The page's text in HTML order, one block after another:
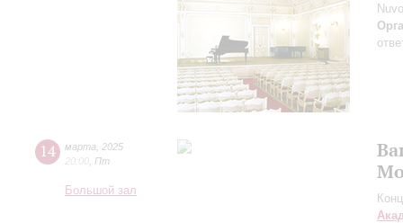
14 марта
2025
20:00 Пт
Большой зал